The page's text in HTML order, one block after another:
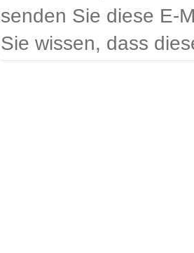
senden Sie diese E-
Sie wissen, dass